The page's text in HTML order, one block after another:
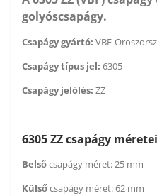
golyóscsapágy.
Csapágy gyártó: VBF-
Csapágy típus jel: 6305
Csapágy jelölés: ZZ
6305 ZZ csapágy méretei
Belsőcsapágy méret: 25 mm
Külsőcsapágy méret: 62 mm